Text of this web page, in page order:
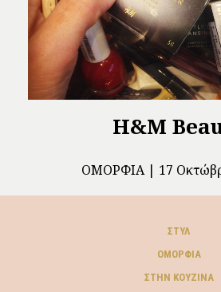
H&M
ΟΜΟΡΦΙΆ 17
ΣΤΥΛ
ΟΜΟΡΦΙΆ
ΣΤΗΝ ΚΟΥΖΊΝΑ